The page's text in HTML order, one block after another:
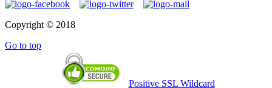
Copyright © 2018
Go to top
Positive SSL Wildcard